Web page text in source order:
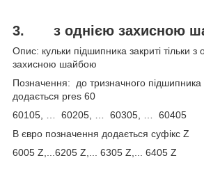
3. з однією захисною
Опис: кульки підшипника закриті тільки з
захисною шайбою
Позначення: до тризначного підшипника
додається pres 60
60105, … 60205, … 60305, … 60405
В євро позначення додається суфікс Z
6005 Z,...6205 Z,... 6305 Z,... 6405 Z